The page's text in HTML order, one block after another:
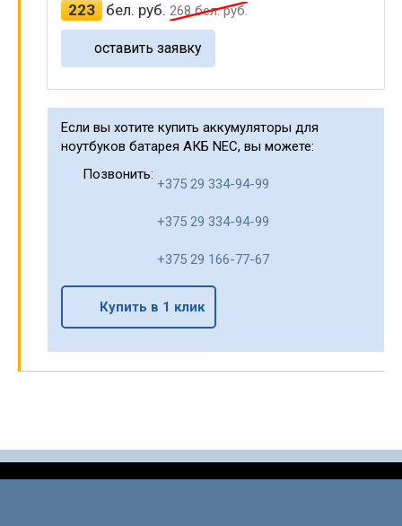
223 бел. руб. 268бел. руб.
оставить заявку
Если вы хотите купить аккумуляторы для
ноутбуков батарея АКБ NEC, вы можете:
Позвонить:
+375 29 334-94-99
+375 29 334-94-99
+375 29 166-77-67
Купить в 1 клик